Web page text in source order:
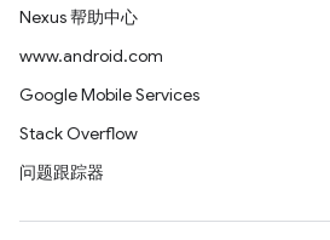
Nexus 帮助中心
www.android.com
Google Mobile Services
Stack Overflow
问题跟踪器